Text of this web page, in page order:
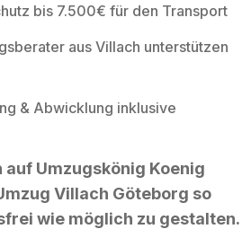
bis 7.500€ für den Transport
aus Villach unterstützen
& Abwicklung inklusive
auf Umzugskönig Koenig
Villach Göteborg so
wie möglich zu gestalten.